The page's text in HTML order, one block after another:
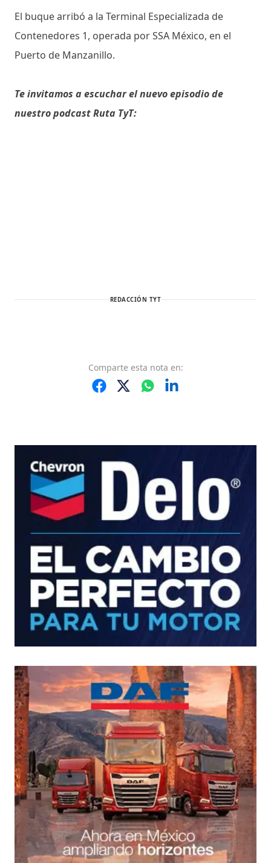
El buque arribó a la Terminal Especializada de
Contenedores 1, operada por SSA México, en el
Puerto de Manzanillo.
Te invitamos a escuchar el nuevo episodio de
nuestro podcast Ruta TyT:
REDACCIÓN TYT
Comparte esta nota en: